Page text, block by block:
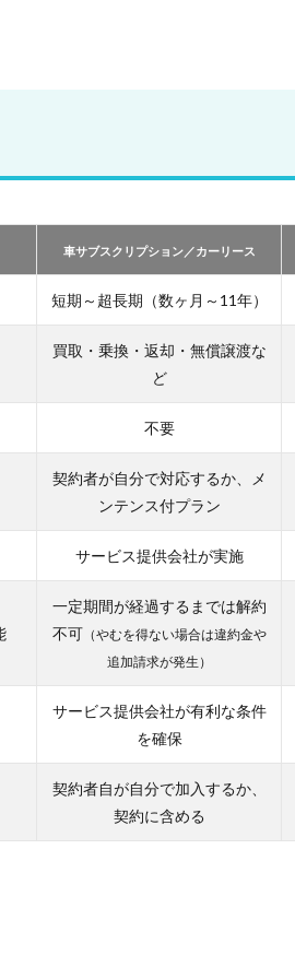
車サブスクリプション／カーリース
短期～超長期（数ヶ月～11年）
買取・乗換・返却・無償譲渡な
ど
不要
契約者が自分で対応するか、メ
ンテンス付プラン
サービス提供会社が実施
一定期間が経過するまでは解約
不可（やむを得ない場合は違約金や
追加請求が発生）
サービス提供会社が有利な条件
を確保
契約者自が自分で加入するか、
契約に含める